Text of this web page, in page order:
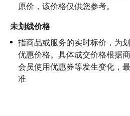
原价，该价格仅供您参考。
未划线价格
指商品或服务的实时标价，为
优惠价格。具体成交价格根据
会员使用优惠券等发生变化，
准